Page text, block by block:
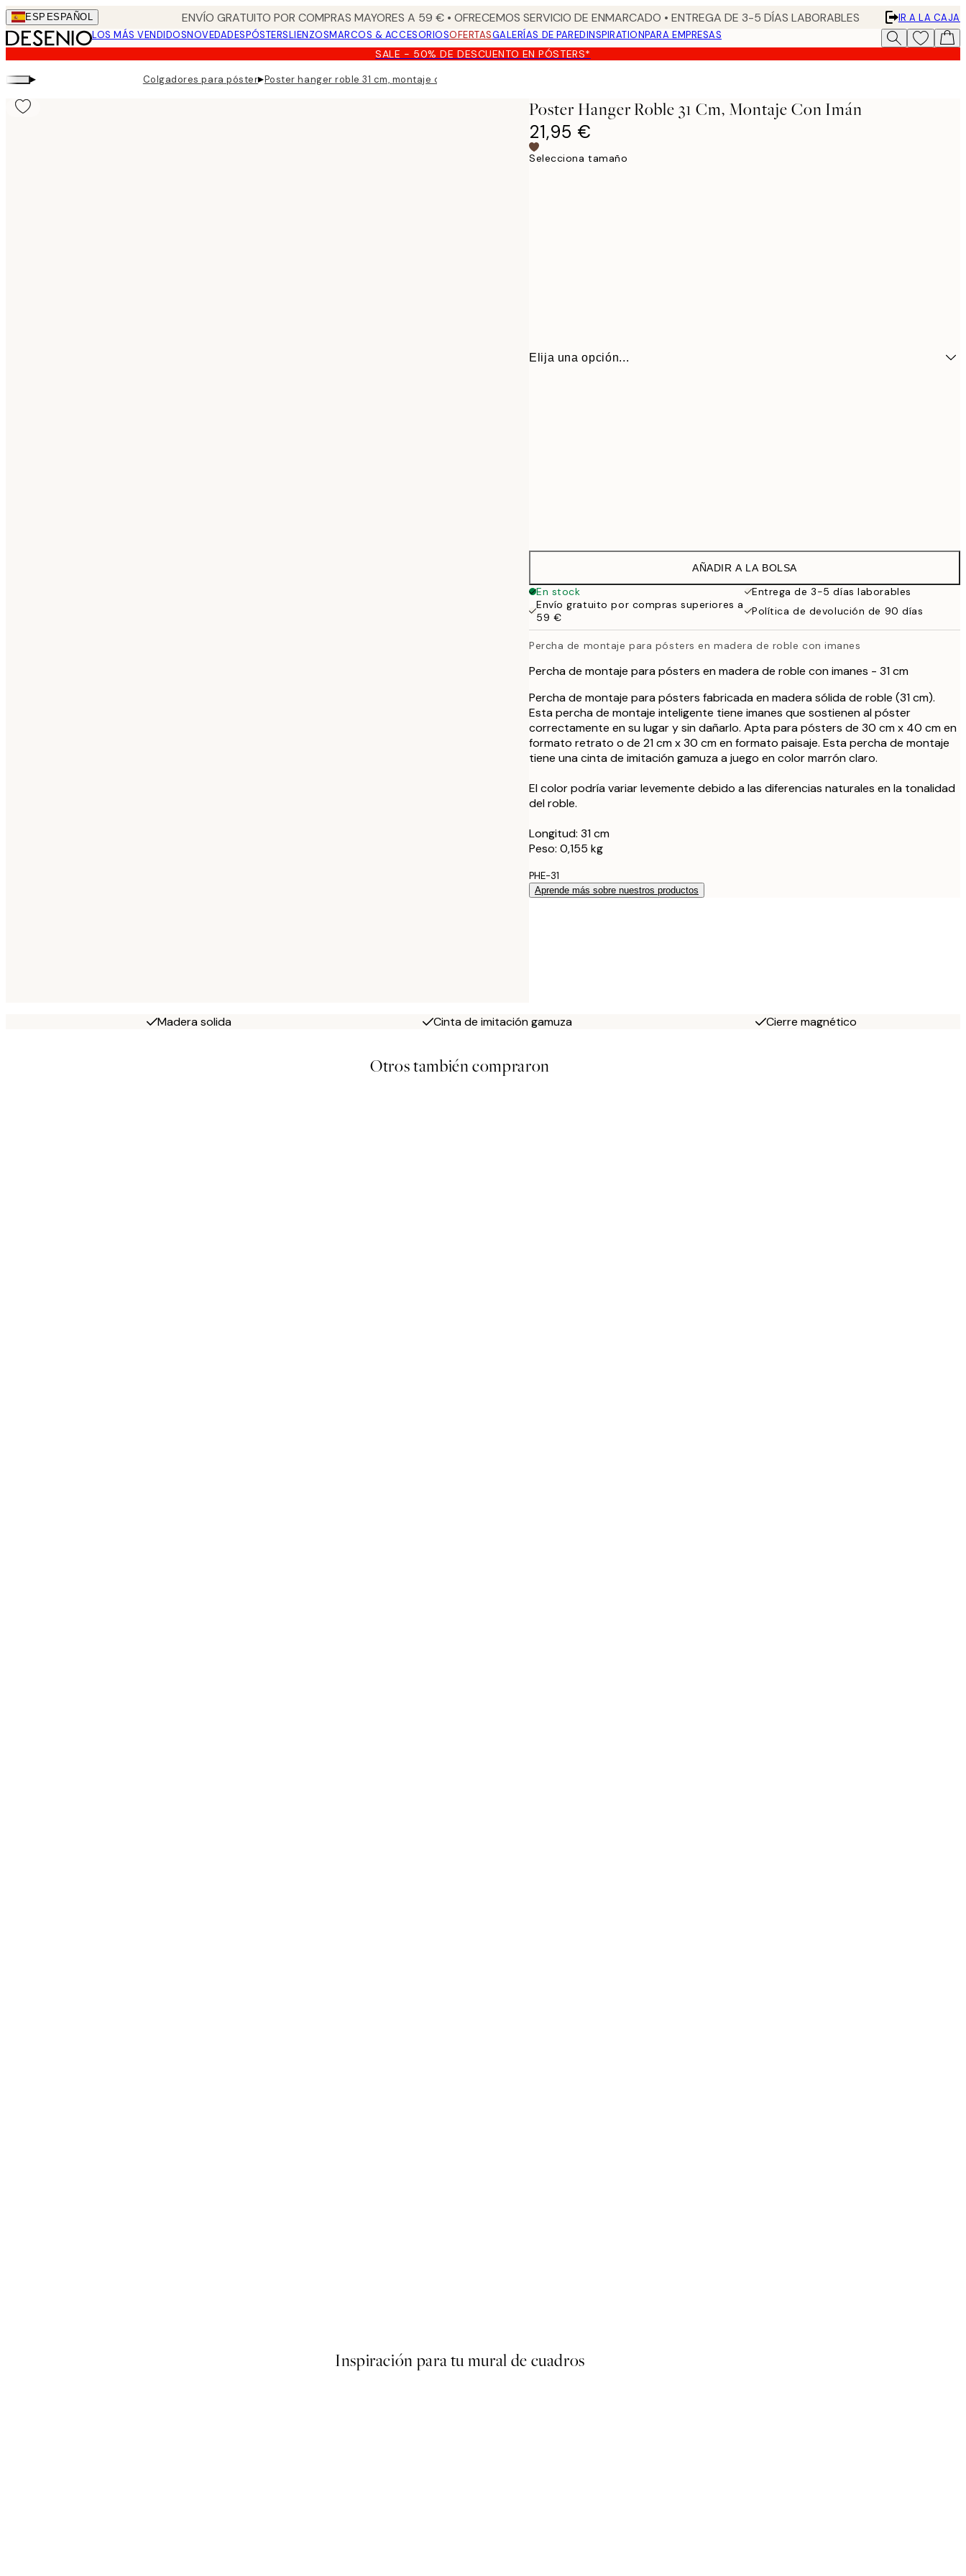
Skip
to
main
content.
ESP ESPAÑOL ENVÍO GRATUITO POR COMPRAS MAYORES A 59 € • OFRECEMOS SERVICIO DE ENMARCADO • ENTREGA DE 3-5 DÍAS LABORABLES
IR A LA CAJA
LOS MÁS VENDIDOSNOVEDADESPÓSTERSLIENZOSMARCOS & ACCESORIOSOFERTASGALERÍAS DE PAREDINSPIRATIONPARA EMPRESAS
SALE - 50% DE DESCUENTO EN PÓSTERS*
▸ Colgadores para póster▸Poster hanger roble 31 cm, montaje con imán
Poster Hanger Roble 31 Cm, Montaje Con Imán
21,95 €
Selecciona tamaño
Elija una opción...
31 cm
41 cm
71 cm
AÑADIR A LA BOLSA
En stock
Entrega de 3-5 días laborables
Envío gratuito por compras superiores a
59 €
Política de devolución de 90 días
Percha de montaje para pósters en madera de roble con imanes
Percha de montaje para pósters en madera de roble con imanes - 31 cm
Percha de montaje para pósters fabricada en madera sólida de roble (31 cm).
Esta percha de montaje inteligente tiene imanes que sostienen al póster
correctamente en su lugar y sin dañarlo. Apta para pósters de 30 cm x 40 cm en
formato retrato o de 21 cm x 30 cm en formato paisaje. Esta percha de montaje
tiene una cinta de imitación gamuza a juego en color marrón claro.
El color podría variar levemente debido a las diferencias naturales en la tonalidad
del roble.
Longitud: 31 cm
Peso: 0,155 kg
PHE-31
Aprende más sobre nuestros productos
Madera solida Cinta de imitación gamuza Cierre magnético
Otros también compraron
Inspiración para tu mural de cuadros